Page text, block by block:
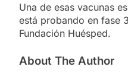
Una de esas vacunas
está probando en fase
Fundación Huésped.
About The Author